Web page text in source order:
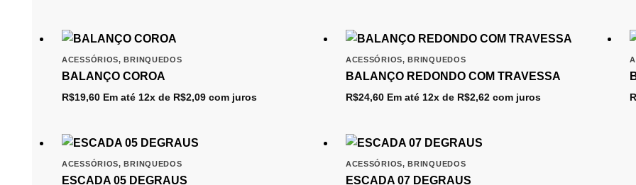
ACESSÓRIOS,BRINQUEDOS
BALANÇO COROA
R$19,60 Em até 12x de R$2,09 com juros
ACESSÓRIOS,BRINQUEDOS
BALANÇO REDONDO COM TRAVESSA
R$24,60 Em até 12x de R$2,62com juros
ACESSÓRIOS,BRINQUEDOS
ESCADA 05 DEGRAUS
ACESSÓRIOS,BRINQUEDOS
ESCADA 07 DEGRAUS